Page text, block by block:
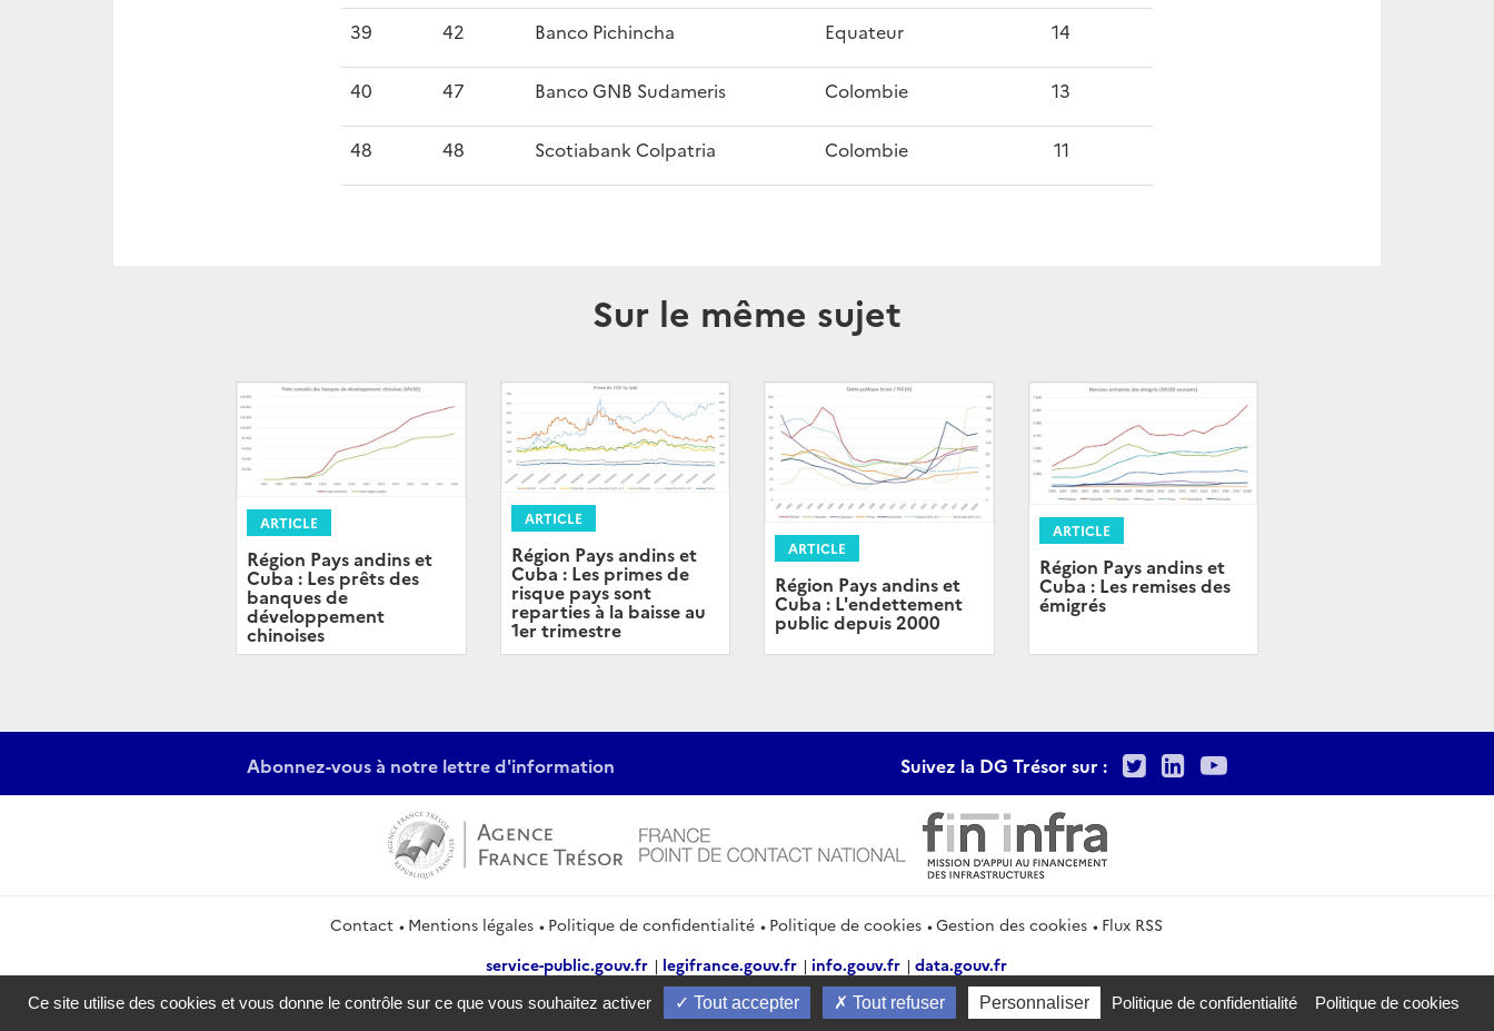
39 42 Banco Pichincha Equateur 14
40 47 Banco GNB Sudameris Colombie 13
48 48 Scotiabank Colpatria Colombie 11
Sur le même sujet
ARTICLE
Région Pays andins et
Cuba : Les prêts des
banques de
développement
chinoises
ARTICLE
Région Pays andins et
Cuba : Les primes de
risque pays sont
reparties à la baisse au
1er trimestre
ARTICLE
Région Pays andins et
Cuba : L'endettement
public depuis 2000
ARTICLE
Région Pays andins et
Cuba : Les remises des
émigrés
Abonnez-vous à notre lettre d'information Suivez la DG Trésor sur : TwitterLinkedIn
Youtube
Contact Mentions légales Politique de confidentialité Politique de cookies Gestion des cookies
Flux RSS
service-public.gouv.fr
legifrance.gouv.fr info.gouv.fr
data.gouv.fr
2026 Direction générale du Trésor
Ce site utilise des cookies et vous donne le contrôle sur ce que vous souhaitez activer Tout accepter Tout refuser Personnaliser Politique de confidentialité Politique de cookies